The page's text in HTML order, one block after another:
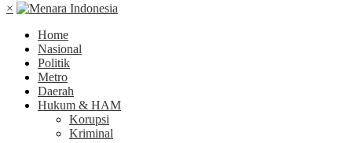
×
Home
Nasional
Politik
Metro
Daerah
Hukum & HAM
Korupsi
Kriminal